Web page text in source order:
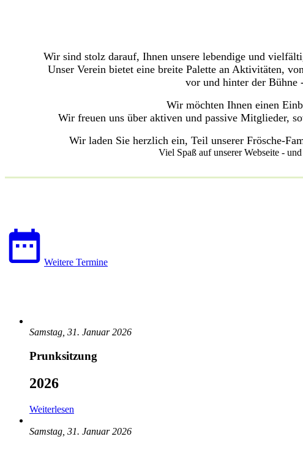
Wir sind stolz darauf, Ihnen unsere lebendige und
Unser Verein bietet eine breite Palette an Aktivitäten,
vor und hinter der Bühne
Wir möchten Ihnen einen
Wir freuen uns über aktiven und passive Mitglieder,
Wir laden Sie herzlich ein, Teil unserer Frösche-
Viel Spaß auf unserer Webseite -
Weitere Termine
Samstag, 31. Januar 2026
Prunksitzung
2026
Weiterlesen
Samstag, 31. Januar 2026